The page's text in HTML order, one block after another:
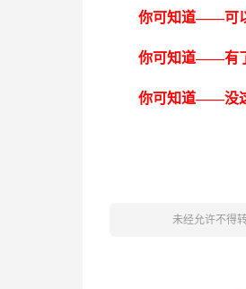
你可知道——可以
你可知道——有了
你可知道——没这
未经允许不得转